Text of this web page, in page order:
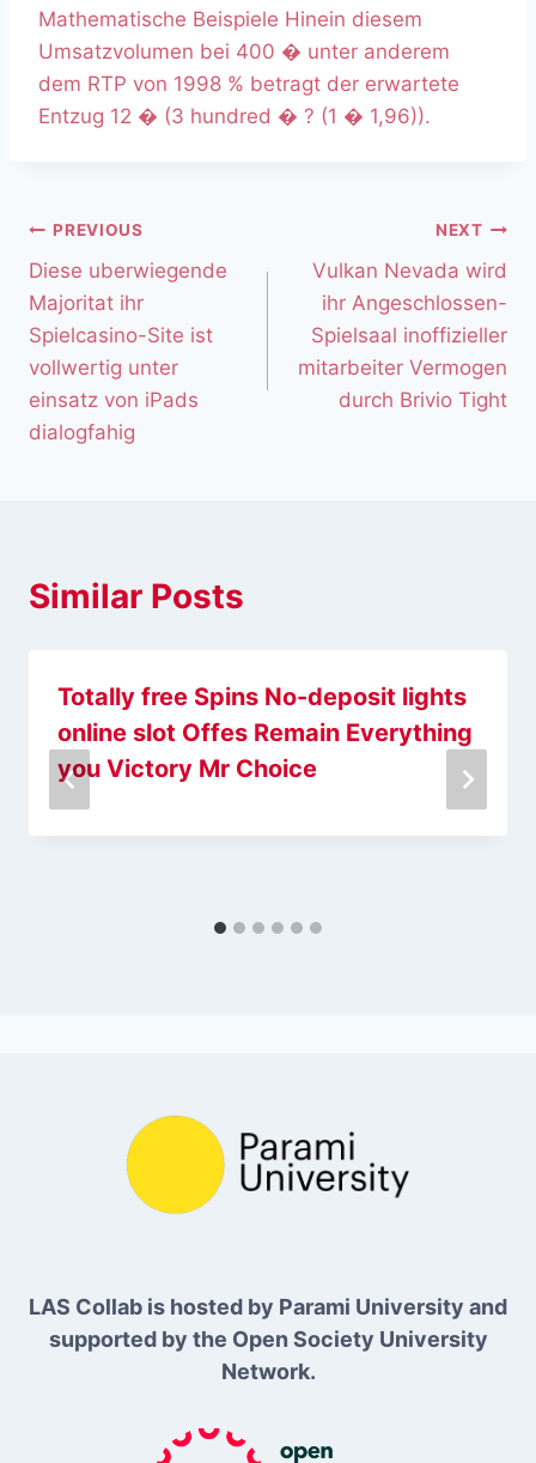
Mathematische Beispiele Hinein diesem
Umsatzvolumen bei 400 � unter anderem
dem RTP von 1998 % betragt der erwartete
Entzug 12 � (3 hundred � ? (1 � 1,96)).
PREVIOUS
Diese uberwiegende
Majoritat ihr
Spielcasino-Site ist
vollwertig unter
einsatz von iPads
dialogfahig
NEXT
Vulkan Nevada wird
ihr Angeschlossen-
Spielsaal inoffizieller
mitarbeiter Vermogen
durch Brivio Tight
Similar Posts
Totally free Spins No-deposit lights
online slot Offes Remain Everything
you Victory Mr Choice
LAS Collab is hosted by Parami University and
supported by the Open Society University
Network.